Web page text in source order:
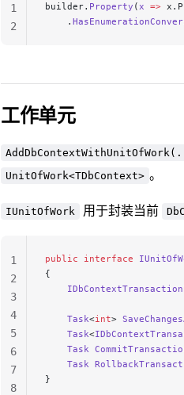
builder. Property (x =>
    .
1
2
工作单元
UnitOfWork<TDbContext> 。
IUnitOfWork 用于封装当前
public interface
{
    IDbContextTransaction
    Task
<int>
    Task
<
    Task
    Task
}
1
2
3
4
5
6
7
8